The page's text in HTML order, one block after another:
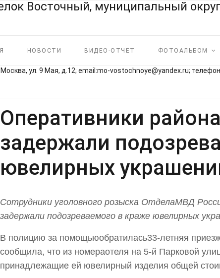
НОВОСТИ ВИДЕО-ОТЧЕТ ФОТОАЛЬБОМ
ул. 9 Мая, д.12; email:mo‑vostochnoye@yandex.ru;
Оперативники
задержали
ювелирных
Сотрудники уголовного розыска ОтделаМВД
задержали подозреваемого в краже ювелирных
В полицию за помощьюобратилась33-летняя
сообщила, что из номераотеля на 5-й Парковой
принадлежащие ей ювелирный изделия общей